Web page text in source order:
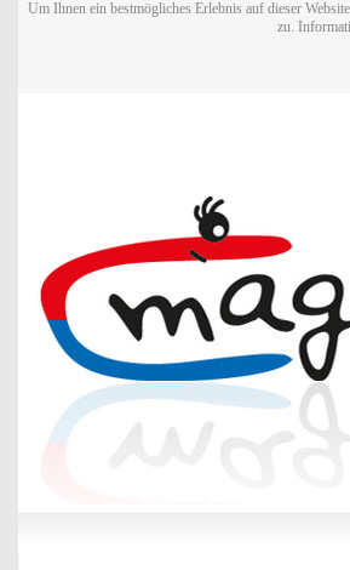
Um Ihnen ein bestmögliches Erlebnis auf dieser
zu.